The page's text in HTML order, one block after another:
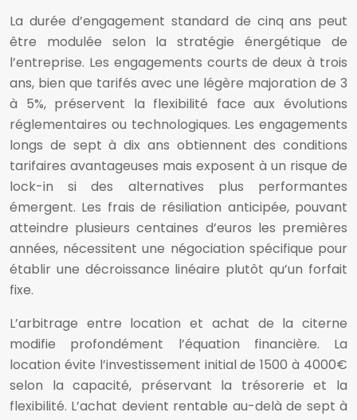
La durée d’engagement standard de cinq ans peut
être modulée selon la stratégie énergétique de
l’entreprise. Les engagements courts de deux à trois
ans, bien que tarifés avec une légère majoration de 3
à 5%, préservent la flexibilité face aux évolutions
réglementaires ou technologiques. Les engagements
longs de sept à dix ans obtiennent des conditions
tarifaires avantageuses mais exposent à un risque de
lock-in si des alternatives plus performantes
émergent. Les frais de résiliation anticipée, pouvant
atteindre plusieurs centaines d’euros les premières
années, nécessitent une négociation spécifique pour
établir une décroissance linéaire plutôt qu’un forfait
fixe.
L’arbitrage entre location et achat de la citerne
modifie profondément l’équation financière. La
location évite l’investissement initial de 1500 à 4000€
selon la capacité, préservant la trésorerie et la
flexibilité. L’achat devient rentable au-delà de sept à